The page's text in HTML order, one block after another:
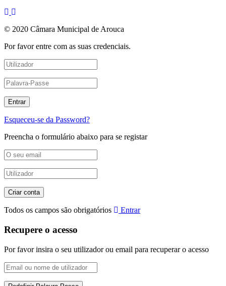
© 2020 Câmara Municipal de Arouca
Por favor entre com as suas credenciais.
Esqueceu-se da Password?
Preencha o formulário abaixo para se registar
Todos os campos são obrigatórios Entrar
Recupere o acesso
Por favor insira o seu utilizador ou email para recuperar o acesso